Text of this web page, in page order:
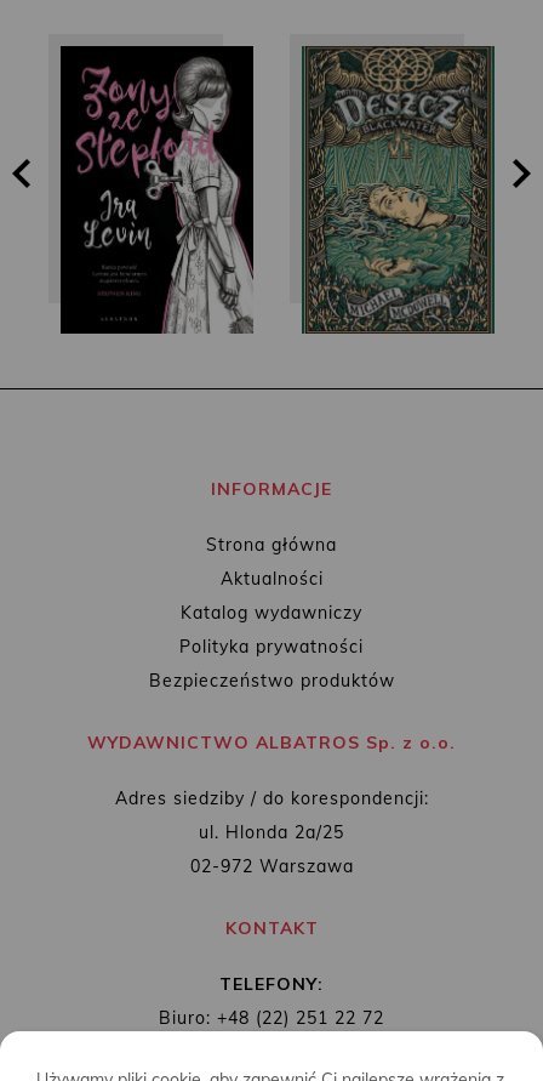
Ira Levin Michael McDowell
INFORMACJE
Strona główna
Aktualności
Katalog wydawniczy
Polityka prywatności
Bezpieczeństwo produktów
WYDAWNICTWO ALBATROS Sp. z o.o.
Adres siedziby / do korespondencji:
ul. Hlonda 2a/25
02-972 Warszawa
KONTAKT
TELEFONY:
Biuro: +48 (22) 251 22 72